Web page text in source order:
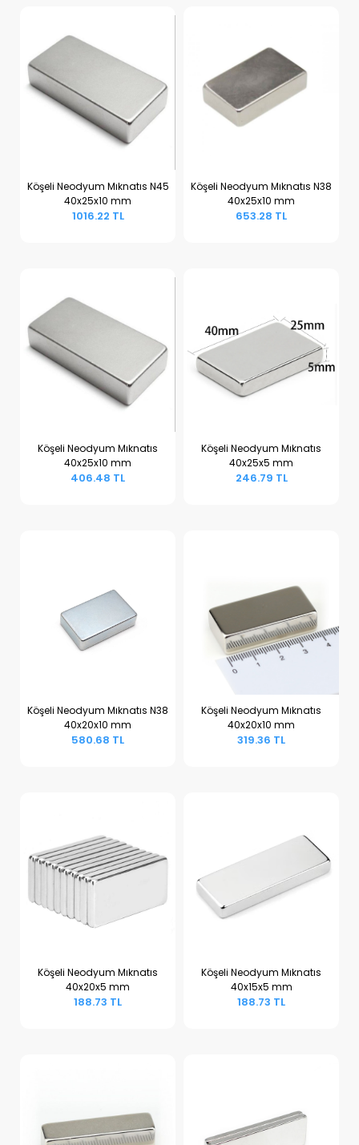
Sepete Ekle
Köşeli Neodyum Mıknatıs N45
40x25x10 mm
1016.22 TL
Sepete Ekle
Köşeli Neodyum Mıknatıs N38
40x25x10 mm
653.28 TL
Sepete Ekle
Köşeli Neodyum Mıknatıs
40x25x10 mm
406.48 TL
Sepete Ekle
Köşeli Neodyum Mıknatıs
40x25x5 mm
246.79 TL
Sepete Ekle
Köşeli Neodyum Mıknatıs N38
40x20x10 mm
580.68 TL
Sepete Ekle
Köşeli Neodyum Mıknatıs
40x20x10 mm
319.36 TL
Sepete Ekle
Köşeli Neodyum Mıknatıs
40x20x5 mm
188.73 TL
Sepete Ekle
Köşeli Neodyum Mıknatıs
40x15x5 mm
188.73 TL